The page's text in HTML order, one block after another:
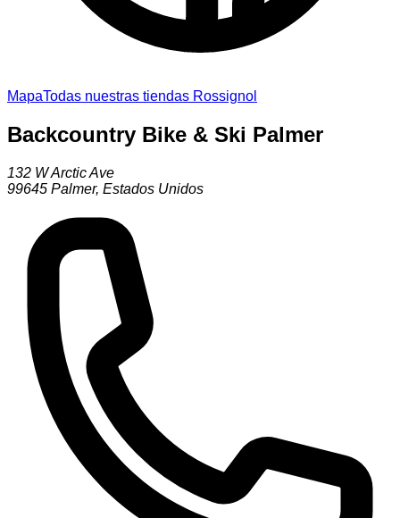
MapaTodas nuestras tiendas Rossignol
Backcountry Bike & Ski Palmer
132 W Arctic Ave
99645 Palmer, Estados Unidos